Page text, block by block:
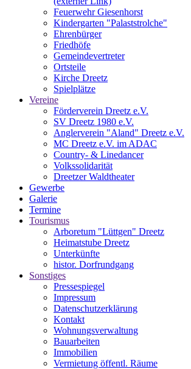
Feuerwehr Giesenhorst
Kindergarten "Palaststrolche"
Ehrenbürger
Friedhöfe
Gemeindevertreter
Ortsteile
Kirche Dreetz
Spielplätze
Vereine
Förderverein Dreetz e.V.
SV Dreetz 1980 e.V.
Anglerverein "Aland" Dreetz e.V.
MC Dreetz e.V. im ADAC
Country- & Linedancer
Volkssolidarität
Dreetzer Waldtheater
Gewerbe
Galerie
Termine
Tourismus
Arboretum "Lüttgen" Dreetz
Heimatstube Dreetz
Unterkünfte
histor. Dorfrundgang
Sonstiges
Pressespiegel
Impressum
Datenschutzerklärung
Kontakt
Wohnungsverwaltung
Bauarbeiten
Immobilien
Vermietung öffentl. Räume